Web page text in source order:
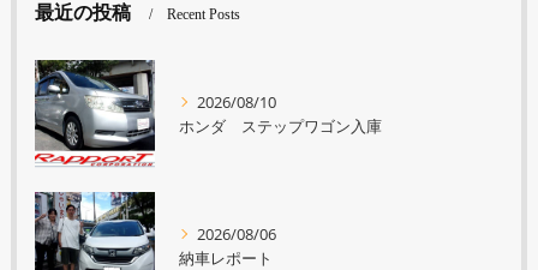
最近の投稿 Recent Posts
2026/08/10
ホンダ ステップワゴン入庫
2026/08/06
納車レポート